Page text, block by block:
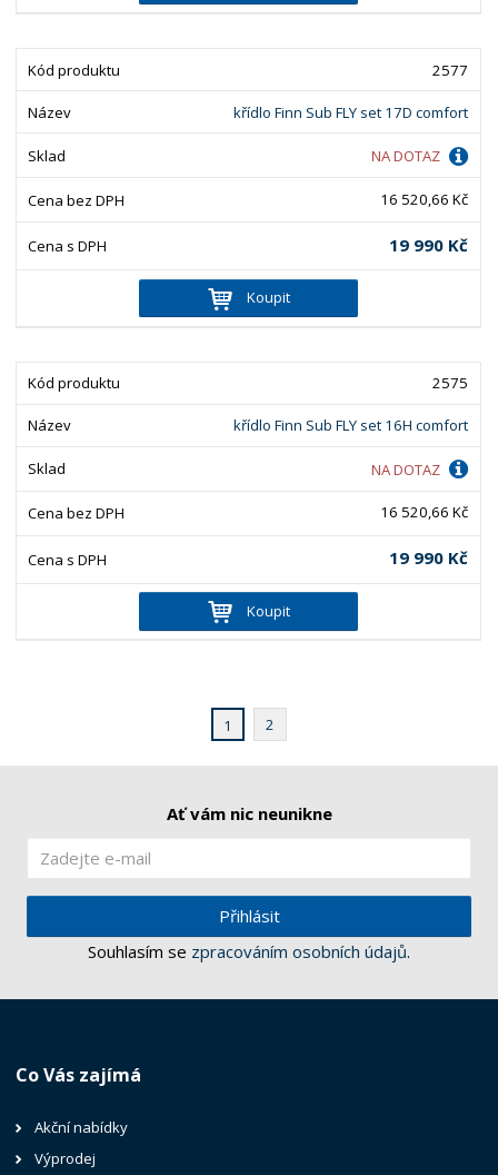
2577
křídlo Finn Sub FLY set 17D comfort
NA DOTAZ
16 520,66 Kč
19 990 Kč
Koupit
2575
křídlo Finn Sub FLY set 16H comfort
NA DOTAZ
16 520,66 Kč
19 990 Kč
Koupit
1 2
Ať vám nic neunikne
Přihlásit
Souhlasím se zpracováním osobních údajů.
Co Vás zajímá
Akční nabídky
Výprodej